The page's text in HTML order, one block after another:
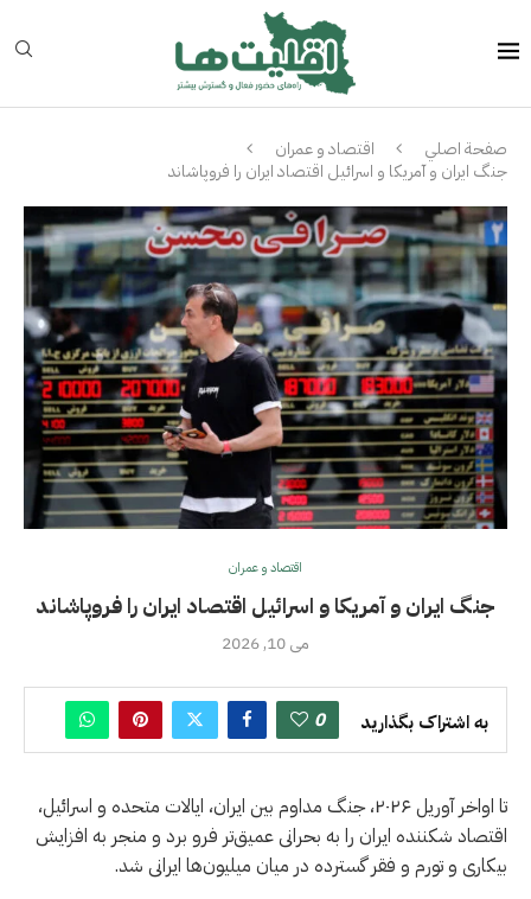
صفحة اصلي
اقتصاد و عمران
جنگ ایران و آمریکا و اسرائیل اقتصاد ایران را فروپاشاند
اقتصاد و عمران
جنگ ایران و آمریکا و اسرائیل اقتصاد ایران را فروپاشاند
می 10, 2026
به اشتراک بگذارید 0
تا اواخر آوریل ۲۰۲۶، جنگ مداوم بین ایران، ایالات متحده و اسرائیل،
اقتصاد شکننده ایران را به بحرانی عمیق‌تر فرو برد و منجر به افزایش
بیکاری و تورم و فقر گسترده در میان میلیون‌ها ایرانی شد.